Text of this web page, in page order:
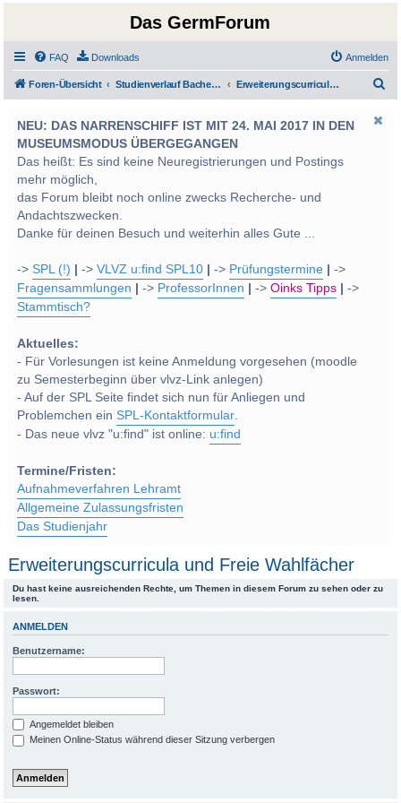
Das GermForum
FAQ Downloads Anmelden
Foren-Übersicht Studienverlauf Bachelor-/Masterstudien sowie UF Deutsch Erweiterungscurricula und Freie Wahlfächer
NEU: DAS NARRENSCHIFF IST MIT 24. MAI 2017 IN DEN
MUSEUMSMODUS ÜBERGEGANGEN
Das heißt: Es sind keine Neuregistrierungen und Postings
mehr möglich,
das Forum bleibt noch online zwecks Recherche- und
Andachtszwecken.
Danke für deinen Besuch und weiterhin alles Gute ...
->SPL (!) ->VLVZ u:find SPL10 -> Prüfungstermine
->
Fragensammlungen
-> ProfessorInnen ->Oinks Tipps
->
Stammtisch?
Aktuelles:
- Für Vorlesungen ist keine Anmeldung vorgesehen (moodle
zu Semesterbeginn über vlvz-Link anlegen)
- Auf der SPL Seite findet sich nun für Anliegen und
Problemchen einSPL-Kontaktformular.
- Das neue vlvz "u:find" ist online: u:find
Termine/Fristen:
Aufnahmeverfahren Lehramt
Allgemeine Zulassungsfristen
Das Studienjahr
Erweiterungscurricula und Freie Wahlfächer
Du hast keine ausreichenden Rechte, um Themen in diesem Forum zu sehen oder zu
lesen.
ANMELDEN
Benutzername:
Passwort:
Angemeldet bleiben
Meinen Online-Status während dieser Sitzung verbergen